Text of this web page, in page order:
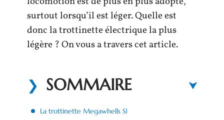
surtout lorsqu’il est léger. Quelle est
donc la trottinette électrique la plus
légère ? On vous a travers cet article.
SOMMAIRE
La trottinette Megawhells S1